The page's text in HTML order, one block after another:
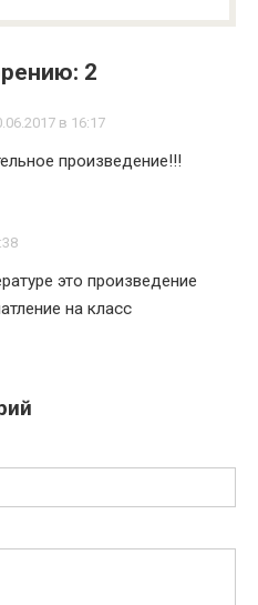
2
в 16:17
произведение!!!
это произведение
на класс